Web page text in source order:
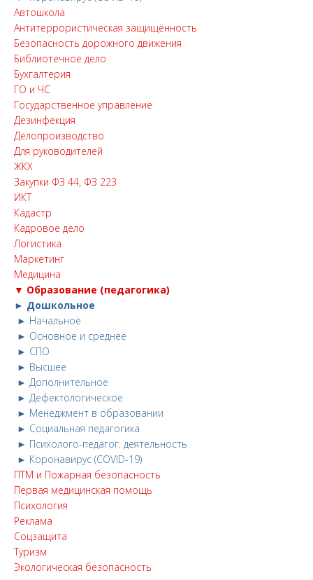
Автошкола
Антитеррористическая защищённость
Безопасность дорожного движения
Библиотечное дело
Бухгалтерия
ГО и ЧС
Государственное управление
Дезинфекция
Делопроизводство
Для руководителей
ЖКХ
Закупки ФЗ 44, ФЗ 223
ИКТ
Кадастр
Кадровое дело
Логистика
Маркетинг
Медицина
▼ Образование (педагогика)
► Дошкольное
► Начальное
► Основное и среднее
► СПО
► Высшее
► Дополнительное
► Дефектологическое
► Менеджмент в образовании
► Социальная педагогика
► Психолого-педагог. деятельность
► Коронавирус (COVID-19)
ПТМ и Пожарная безопасность
Первая медицинская помощь
Психология
Реклама
Соцзащита
Туризм
Экологическая безопасность